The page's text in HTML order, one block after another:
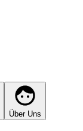
Über Uns